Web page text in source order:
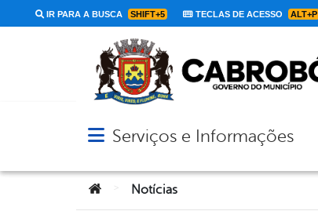
IR PARA A BUSCA SHIFT+5 TECLAS DE ACESSO ALT+P
Abrir menu principal de navegação
Serviços e Informações
Você está aqui:
Notícias